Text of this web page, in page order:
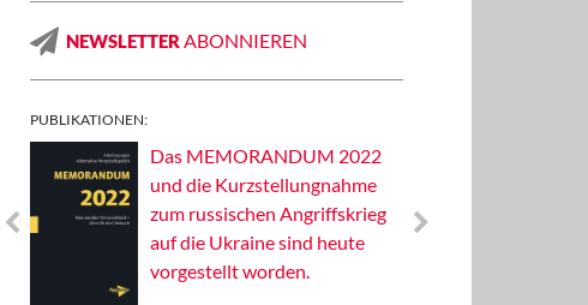
NEWSLETTER ABONNIEREN
PUBLIKATIONEN:
Das MEMORANDUM 2022
und die Kurzstellungnahme
zum russischen Angriffskrieg
auf die Ukraine sind heute
vorgestellt worden.